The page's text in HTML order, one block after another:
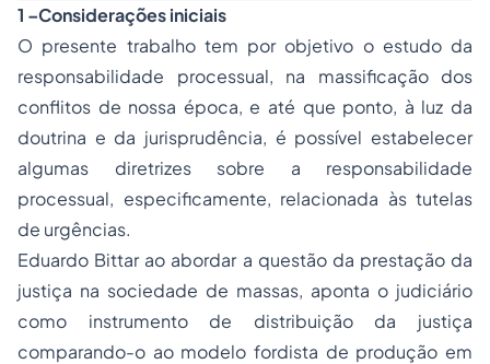
1 –Considerações iniciais
O presente trabalho tem por objetivo o estudo da
responsabilidade processual, na massificação dos
conflitos de nossa época, e até que ponto, à luz da
doutrina e da jurisprudência, é possível estabelecer
algumas diretrizes sobre a responsabilidade
processual, especificamente, relacionada às tutelas
de urgências.
Eduardo Bittar ao abordar a questão da prestação da
justiça na sociedade de massas, aponta o judiciário
como instrumento de distribuição da justiça
comparando-o ao modelo fordista de produção em